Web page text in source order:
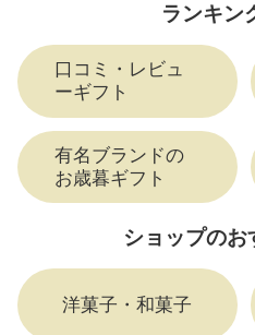
ランキン
口コミ・レビュ
ーギフト
有名ブランドの
お歳暮ギフト
ショップの
洋菓子・和菓子